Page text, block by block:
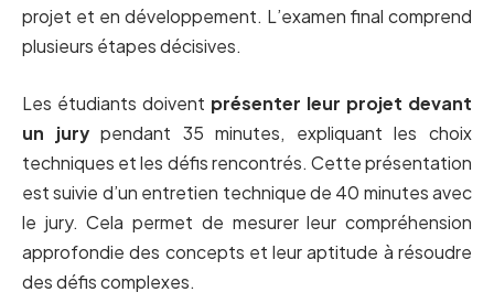
projet et en développement. L’examen final comprend
plusieurs étapes décisives.
Les étudiants doivent présenter leur projet devant
un jurypendant 35 minutes, expliquant les choix
techniques et les défis rencontrés. Cette présentation
est suivie d’un entretien technique de 40 minutes avec
le jury. Cela permet de mesurer leur compréhension
approfondie des concepts et leur aptitude à résoudre
des défis complexes.